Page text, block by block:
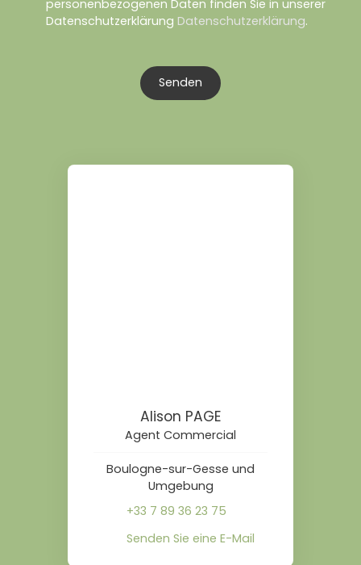
personenbezogenen Daten finden Sie in unserer
Datenschutzerklärung Datenschutzerklärung.
Senden
Alison PAGE
Agent Commercial
Boulogne-sur-Gesse und
Umgebung
+33 7 89 36 23 75
Senden Sie eine E-Mail